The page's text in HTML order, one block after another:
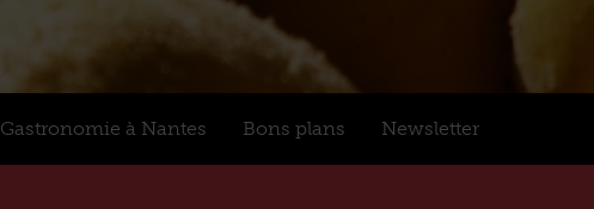
Gastronomie à Nantes Bons plans Newsletter